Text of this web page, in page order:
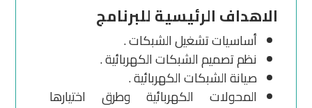
الاهداف الرئيسية للبرنامج
أساسيات تشغيل الشبكات .
نظم تصميم الشبكات الكهربائية .
صيانة الشبكات الكهربائية .
المحولات الكهربائية وطرق اختيارها